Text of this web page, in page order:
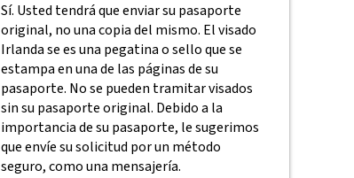
Sí. Usted tendrá que enviar su pasaporte
original, no una copia del mismo. El visado
Irlanda se es una pegatina o sello que se
estampa en una de las páginas de su
pasaporte. No se pueden tramitar visados
sin su pasaporte original. Debido a la
importancia de su pasaporte, le sugerimos
que envíe su solicitud por un método
seguro, como una mensajería.